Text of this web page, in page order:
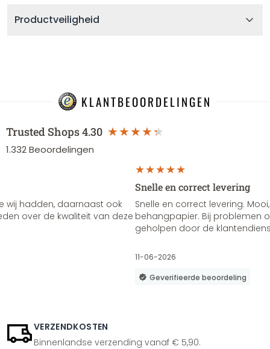
Productveiligheid
KLANTBEOORDELINGEN
Trusted Shops4.30
1.332Beoordelingen
wij hadden, daarnaast ook
over de kwaliteit van deze
Snelle en correct levering
Snelle en correct levering.
behangpapier. Bij problemen
geholpen door de
11-06-2026
Geverifieerde beoordeling
VERZENDKOSTEN
Binnenlandse verzending vanaf € 5,90.